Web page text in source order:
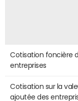
Cotisation foncière
entreprises
Cotisation sur la
ajoutée des